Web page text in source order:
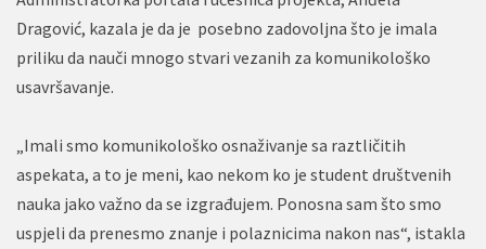
Dragović, kazala je da je posebno zadovoljna što je imala
priliku da nauči mnogo stvari vezanih za komunikološko
usavršavanje.
„Imali smo komunikološko osnaživanje sa raztličitih
aspekata, a to je meni, kao nekom ko je student društvenih
nauka jako važno da se izgrađujem. Ponosna sam što smo
uspjeli da prenesmo znanje i polaznicima nakon nas“, istakla